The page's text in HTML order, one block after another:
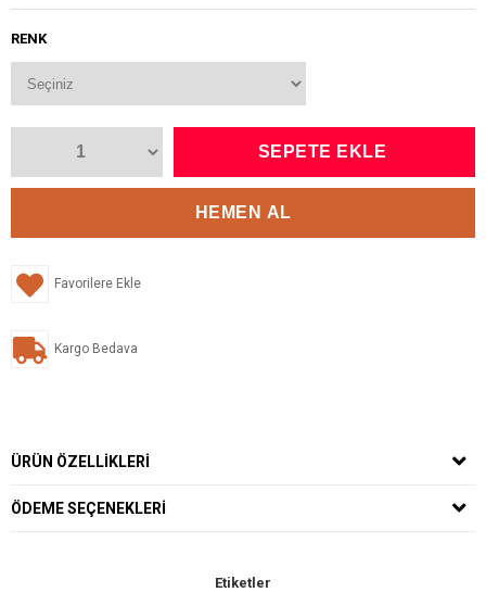
RENK
Favorilere Ekle
Kargo Bedava
ÜRÜN ÖZELLIKLERI
ÖDEME SEÇENEKLERI
Etiketler